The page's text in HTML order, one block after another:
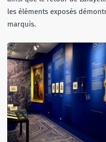
les éléments exposés
marquis.